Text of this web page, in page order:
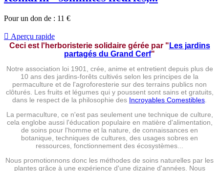
Pour un don de : 11 €
 Aperçu rapide
Ceci est l'herboristerie solidaire gérée par " Les jardins
partagés du Grand Cerf"
Notre association loi 1901, crée, anime et entretient depuis plus de
10 ans des jardins-forêts cultivés selon les principes de la
permaculture et de l'agroforesterie sur des terrains publics non
clôturés. Les fruits et légumes qui y poussent sont sains et gratuits,
dans le respect de la philosophie des Incroyables Comestibles
La permaculture, ce n'est pas seulement une technique de culture,
cela englobe aussi l'éducation populaire en matière d'alimentation,
de soins pour l'homme et la nature, de connaissances en
botanique, techniques de cultures, des usages sobres en
ressources, fonctionnement des écosystèmes...
Nous promotionnons donc les méthodes de soins naturelles par les
plantes grâce à une expérience d'une dizaine d'années. Nous